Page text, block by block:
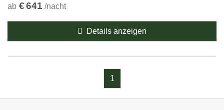
ab €641 /nacht
Details anzeigen
1